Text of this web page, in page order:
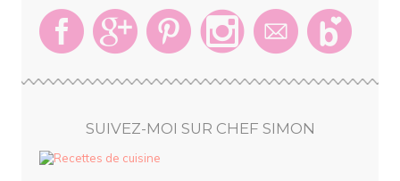
SUIVEZ-MOI SUR CHEF SIMON